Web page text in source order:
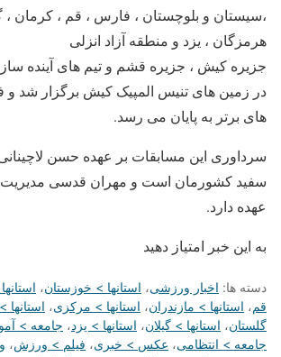
،سیستان و بلوچستان ، فارس ، قم ، کرمان ،
هرمزگان ، یزد و منطقه آزاد انزلی
در زمین های تنیس المپیک کیش برگزار شد و
های برتر به پایان می رسد.
سرداوری این مسابقات بر عهده حسن
سفید کشورمان است و مهران قدسی مدیریت
عهده دارد.
به این خبر امتیاز دهید
دسته ها: اخبار ورزشی، استانها > خوزستان،
قم، استانها > مازندران، استانها > مرکزی، استانها
گلستان، استانها > گیلان، استانها > یزد، جامعه >
جامعه > انتظامی، عکس > خبری، فیلم > ورزش،